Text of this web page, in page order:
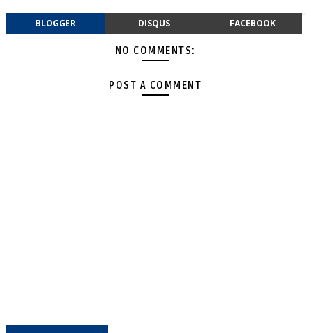
BLOGGER DISQUS FACEBOOK
NO COMMENTS:
POST A COMMENT